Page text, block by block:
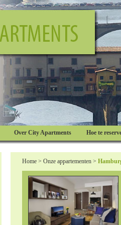
Home > Onze appartementen >
Over City Apartments Hoe te